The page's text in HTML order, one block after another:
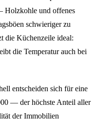
Holzkohle und offenes
schwieriger zu
die Küchenzeile ideal:
die Temperatur auch bei
entscheiden sich für eine
— der höchste Anteil aller
der Immobilien